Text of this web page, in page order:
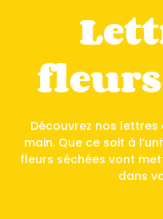
fleurs
Découvrez nos
main. Que ce soit à
fleurs séchées vont
dans